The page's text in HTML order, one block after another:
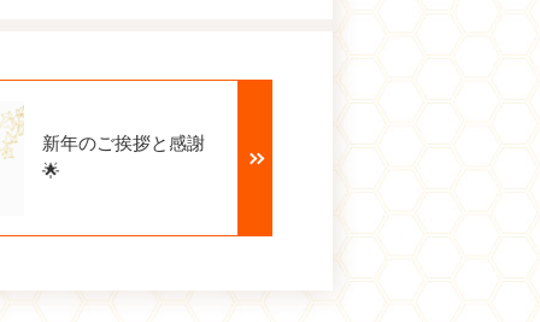
新年のご挨拶と感謝
🌟